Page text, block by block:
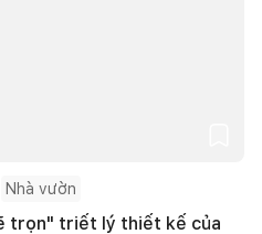
Nhà vườn
trọn" triết lý thiết kế của